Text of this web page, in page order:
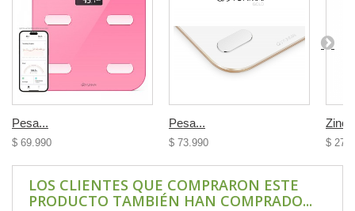
Pesa...
$ 69.990
Pesa...
$ 73.990
Zinc
$
LOS CLIENTES QUE COMPRARON ESTE
PRODUCTO TAMBIÉN HAN COMPRADO...